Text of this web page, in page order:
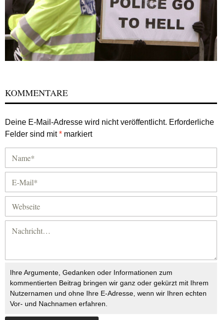
KOMMENTARE
Deine E-Mail-Adresse wird nicht veröffentlicht. Erforderliche
Felder sind mit* markiert
Ihre Argumente, Gedanken oder Informationen zum
kommentierten Beitrag bringen wir ganz oder gekürzt mit Ihrem
Nutzernamen und ohne Ihre E-Adresse, wenn wir Ihren echten
Vor- und Nachnamen erfahren.